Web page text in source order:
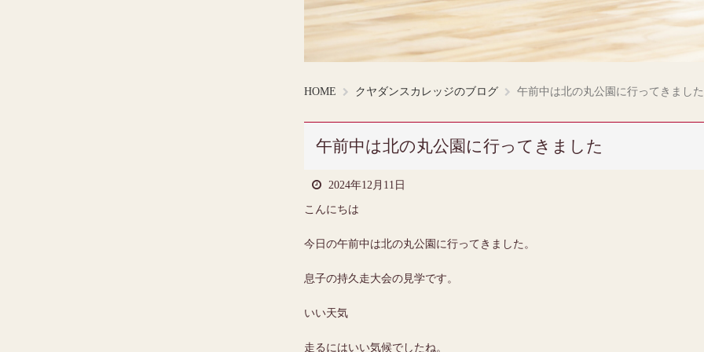
HOME クヤダンスカレッジのブログ 午前中は北の丸公園に行ってきました
午前中は北の丸公園に行ってきました
2024年12月11日
こんにちは
今日の午前中は北の丸公園に行ってきました。
息子の持久走大会の見学です。
いい天気
走るにはいい気候でしたね。